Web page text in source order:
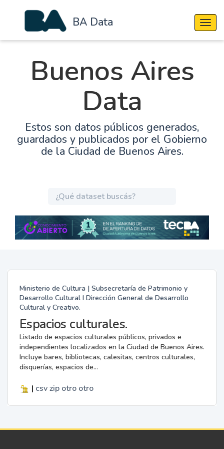
BA Data
Buenos Aires
Data
Estos son datos públicos generados,
guardados y publicados por el Gobierno
de la Ciudad de Buenos Aires.
Ministerio de Cultura | Subsecretaría de Patrimonio y
Desarrollo Cultural I Dirección General de Desarrollo
Cultural y Creativo.
Espacios culturales.
Listado de espacios culturales públicos, privados e
independientes localizados en la Ciudad de Buenos Aires.
Incluye bares, bibliotecas, calesitas, centros culturales,
disquerías, espacios de...
| csv zip otro otro